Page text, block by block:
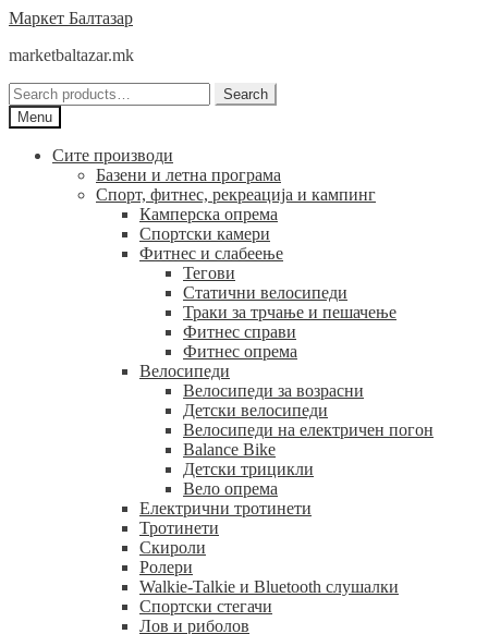
Skip
navigation
Skip
content
Маркет Балтазар
marketbaltazar.mk
Search
for:
Search
Menu
Сите производи
Базени и летна програма
Спорт, фитнес, рекреација и кампинг
Камперска опрема
Спортски камери
Фитнес и слабеење
Тегови
Статични велосипеди
Траки за трчање и пешачење
Фитнес справи
Фитнес опрема
Велосипеди
Велосипеди за возрасни
Детски велосипеди
Велосипеди на електричен погон
Balance Bike
Детски трицикли
Вело опрема
Електрични тротинети
Тротинети
Скироли
Ролери
Walkie-Talkie и Bluetooth слушалки
Спортски стегачи
Лов и риболов